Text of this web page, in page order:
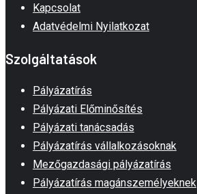
Kapcsolat
Adatvédelmi Nyilatkozat
Szolgáltatások
Pályázatírás
Pályázati Előminősítés
Pályázati tanácsadás
Pályázatírás vállalkozásoknak
Mezőgazdasági pályázatírás
Pályázatírás magánszemélyeknek